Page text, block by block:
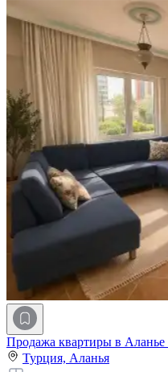
Продажа квартиры в Аланье
Турция, Аланья